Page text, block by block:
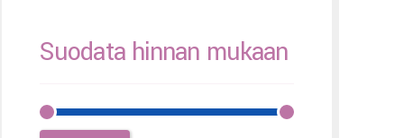
Suodata hinnan mukaan